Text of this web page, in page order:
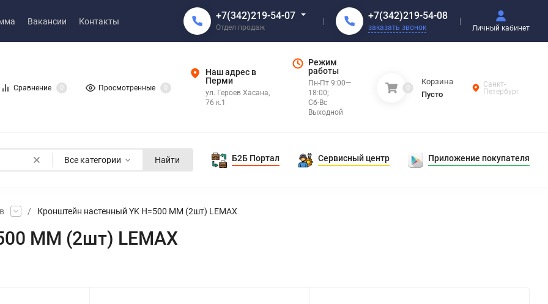
Вакансии Контакты +7(342)219-54-07
Отдел продаж
+7(342)219-54-08
заказать звонок Личный кабинет
Сравнение 0 Просмотренные 0
Наш адрес в
Перми
ул. Героев Хасана,
76 к.1
Режим
работы
Пн-Пт 9:00—
18:00;
Сб-Вс
Выходной
0
Корзина
Пусто
Санкт-
Петербург
Все категории Найти Б2Б Портал Сервисный центр Приложение покупателя
/ Кронштейн настенный YK H=500 ММ (2шт) LEMAX
ММ (2шт) LEMAX